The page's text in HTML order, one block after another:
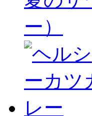
ー）